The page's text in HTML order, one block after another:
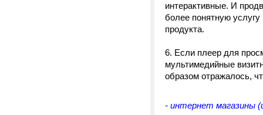
интерактивные. И
более понятную
продукта.
6. Если плеер для
мультимедийные
образом отражалось,
- интернет магазины